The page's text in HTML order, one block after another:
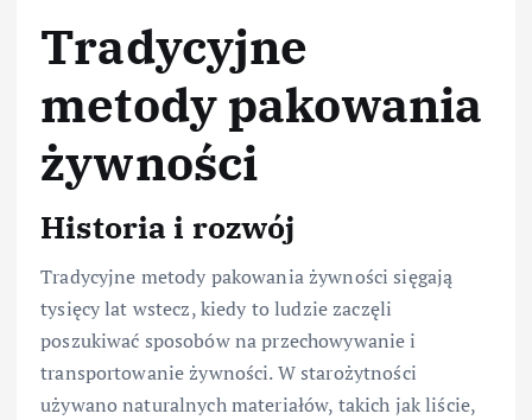
Tradycyjne
metody pakowania
żywności
Historia i rozwój
Tradycyjne metody pakowania żywności sięgają
tysięcy lat wstecz, kiedy to ludzie zaczęli
poszukiwać sposobów na przechowywanie i
transportowanie żywności. W starożytności
używano naturalnych materiałów, takich jak liście,